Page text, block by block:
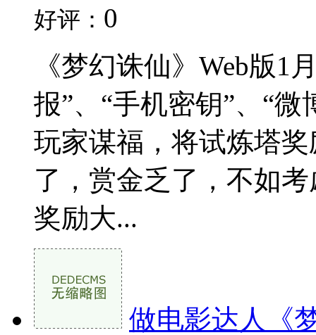
好评： 0
《梦幻诛仙》Web版1
报”、“手机密钥”、“
玩家谋福，将试炼塔
了，赏金乏了，不如
奖励大...
做电影达人《